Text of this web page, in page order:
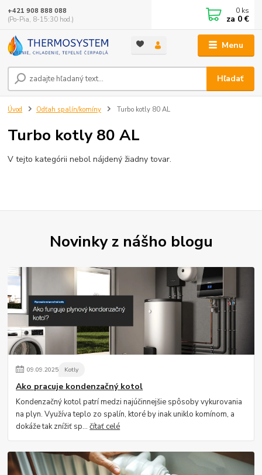
Menu
Hľadať
+421 908 888 088
(Po-Pia, 8-15:30 hod.)
0 ks
za 0 €
Úvod Odťah spalín/komíny Turbo kotly 80 AL
Turbo kotly 80 AL
V tejto kategórii nebol nájdený žiadny tovar.
Novinky z nášho blogu
09.09.2025 Kotly
Ako pracuje kondenzačný kotol
Kondenzačný kotol patrí medzi najúčinnejšie spôsoby vykurovania
na plyn. Využíva teplo zo spalín, ktoré by inak uniklo komínom, a
dokáže tak znížiť sp...čítať celé